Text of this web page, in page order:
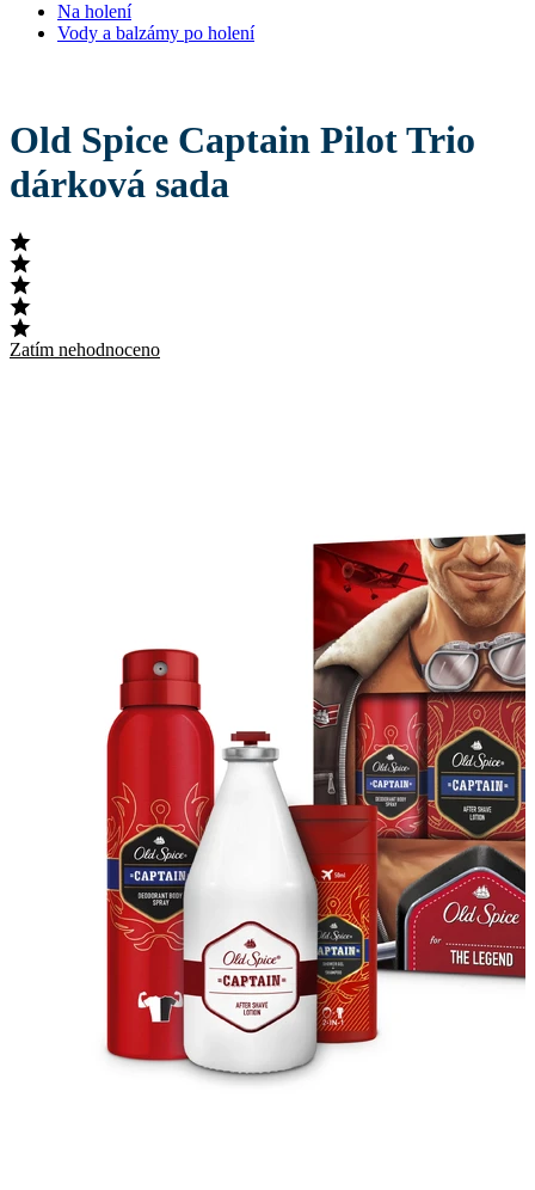
Na holení
Vody a balzámy po holení
Old Spice Captain Pilot Trio
dárková sada
Zatím nehodnoceno